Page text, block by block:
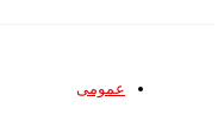
عمومی